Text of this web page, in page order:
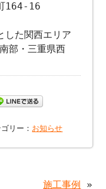
164-16
した関西エリア
部・三重県西
リー： お知らせ
施工事例 »